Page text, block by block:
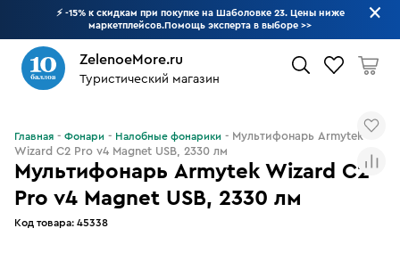
⚡ -15% к скидкам при покупке на Шаболовке 23. Цены ниже
маркетплейсов.Помощь эксперта в выборе >>
ZelenoeMore.ru
Туристический магазин
Мультифонарь Armytek Wizard C2
Pro v4 Magnet USB, 2330 лм
Код товара: 45338
Главная Фонари Налобные фонарики
Мультифонарь Armytek
Wizard C2 Pro v4 Magnet USB, 2330 лм